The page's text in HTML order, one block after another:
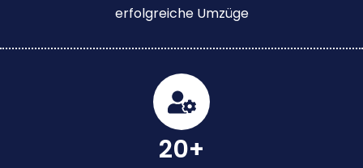
erfolgreiche Umzüge
20+